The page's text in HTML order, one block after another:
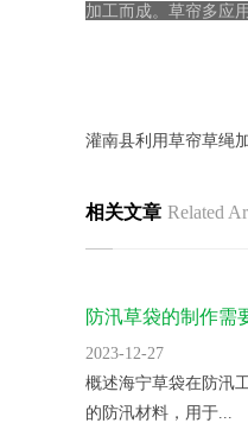
加工而成。草帘多应
灌南县利用草帘草绳
相关文章 Related
防汛草袋的制作需
2023-12-27
概述海宁草袋在防汛
的防汛材料，用于...